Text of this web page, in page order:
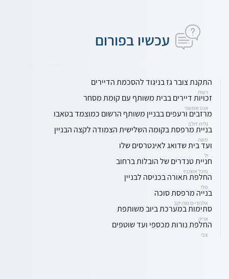
עכשיו בפורום
התקנת צובר גז בניגוד להסכמת הדיירים
רעות
זכויות דיירים בבית משותף עם קומת מסחר
אנט שמעוני
מרזבים ורעפים בבניין משותף הרשום כמוצמד בטאבו
גלית דולב
בניית מרפסת בקומה השלישית הצמודה לקצה הבניין
משה
ועד בית שדואג לאינטרסים שלו
יל
חניית טנדרים של הובלות ברחוב
מיכל אשכנזי
החלפת תאורה בכניסה לבניין
מלי
בנייה מרפסת סוכה
אלכס י-ם נווה יקב
סתימות במערכת ביוב משותפת
אריק
החלפת נורות מכספי ועד שוטפים
צבי